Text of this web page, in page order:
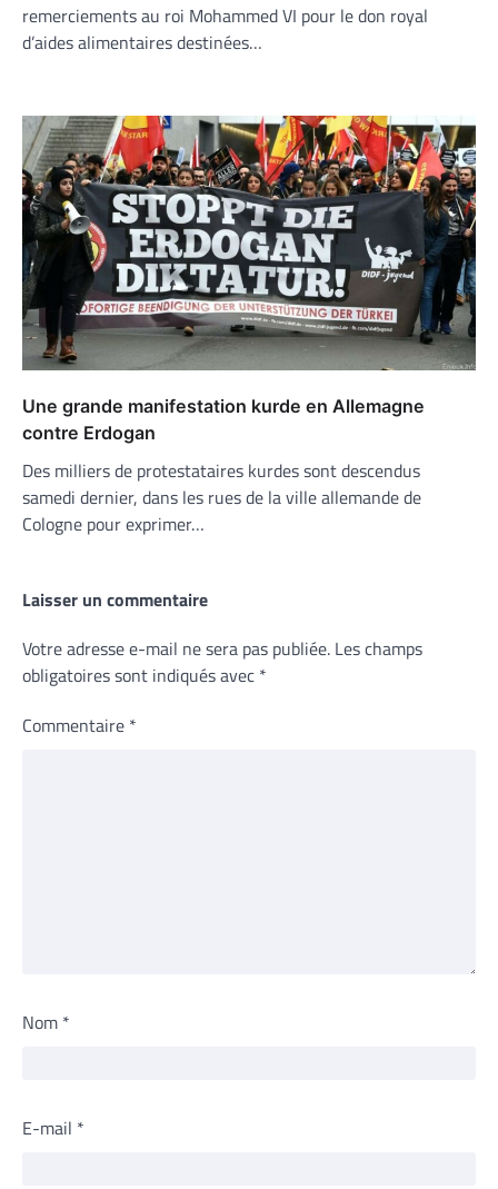
remerciements au roi Mohammed VI pour le don royal
d’aides alimentaires destinées…
Une grande manifestation kurde en Allemagne
contre Erdogan
Des milliers de protestataires kurdes sont descendus
samedi dernier, dans les rues de la ville allemande de
Cologne pour exprimer…
Laisser un commentaire
Votre adresse e-mail ne sera pas publiée. Les champs
obligatoires sont indiqués avec *
Commentaire *
Nom *
E-mail *